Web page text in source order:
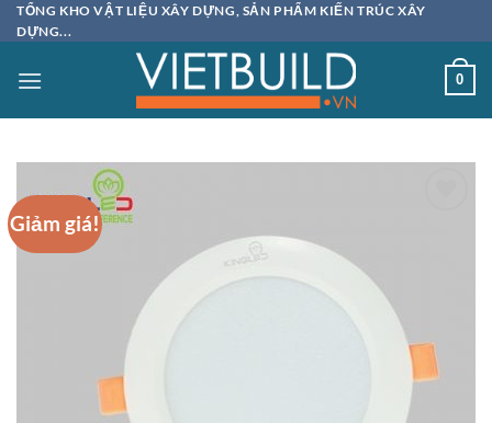
Bỏ
qua
dung
TỔNG KHO VẬT LIỆU XÂY DỰNG, SẢN PHẨM KIẾN TRÚC XÂY
DỰNG...
0
Giảm giá!